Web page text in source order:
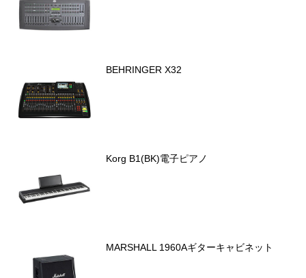
BEHRINGER X32
Korg B1(BK)電子ピアノ
MARSHALL 1960Aギターキャビネット